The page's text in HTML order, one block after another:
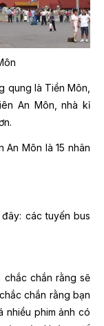
qung là Tiền Môn,
An Môn, nhà kỉ
An Môn là 15 nhân
các tuyến bus
chắc chắn rằng sẽ
chắn rằng bạn
nhiều phim ảnh có